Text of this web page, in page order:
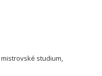
studium,